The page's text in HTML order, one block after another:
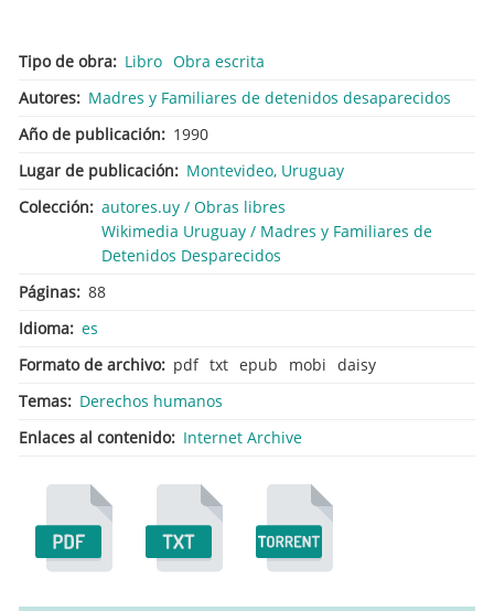
Tipo de obra Libro Obra escrita
Autores
Madres y Familiares de detenidos desaparecidos
Año de publicación
1990
Lugar de publicación
Montevideo, Uruguay
Colección
autores.uy / Obras libres
Wikimedia Uruguay / Madres y Familiares de
Detenidos Desparecidos
Páginas 88
Idioma es
Formato de archivo
pdf txt epub mobi daisy
Temas
Derechos humanos
Enlaces al contenido
Internet Archive